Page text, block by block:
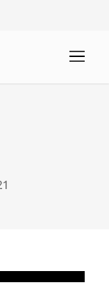
.